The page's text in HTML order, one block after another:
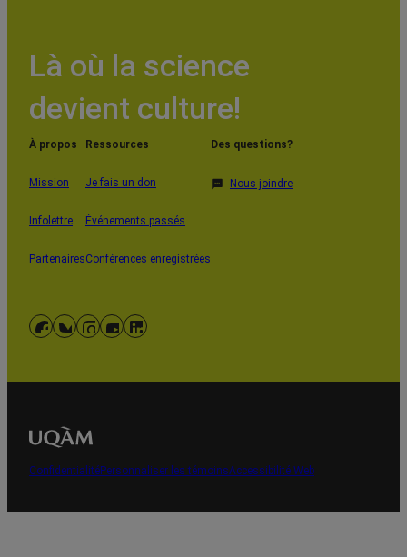
À propos
Mission
Infolettre
Partenaires
Ressources
Je fais un don
Événements passés
Conférences enregistrées
Des questions?
Nous joindre
Là où la science
devient culture!
Facebook
Bluesky
Instagram
YouTube
LinkedIn
ConfidentialitéPersonnaliser les témoinsAccessibilité Web